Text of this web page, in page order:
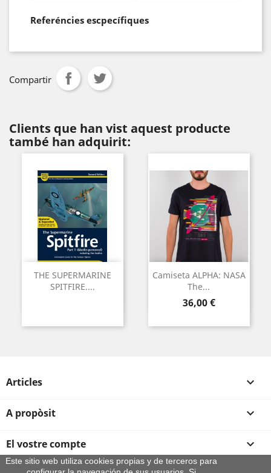
Referéncies escpecífiques
Compartir
Clients que han vist aquest producte
també han adquirit:
THE SUPERMARINE
SPITFIRE....
Camiseta ALPHA: NASA
The...
Preu
36,00 €
Articles 
A propòsit 
El vostre compte 
Este sitio web utiliza cookies propias y de terceros para